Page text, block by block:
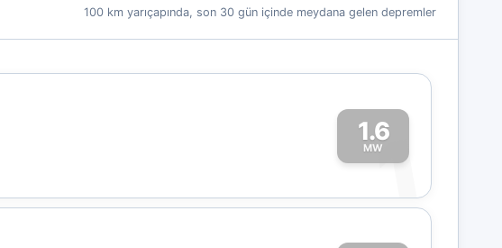
100 km yarıçapında, son 30 gün içinde meydana gelen depremler
1.6
MW
1